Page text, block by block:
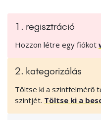
1. regisztráció
Hozzon létre egy fiókot
2. kategorizálás
Töltse ki a szintfelmérő
szintjét. Töltse ki a